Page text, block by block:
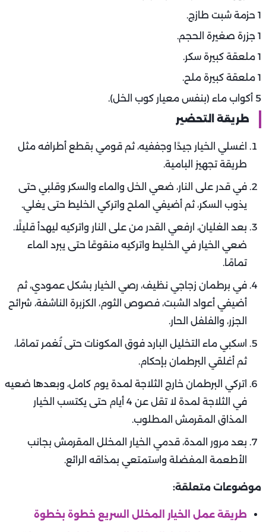
1 حزمة شبت طازج.
1 جزرة صغيرة الحجم.
1 ملعقة كبيرة سكر.
1 ملعقة كبيرة ملح.
5 أكواب ماء (بنفس معيار كوب الخل).
طريقة التحضير
اغسلي الخيار جيدًا وجففيه، ثم قومي بقطع أطرافه مثل
طريقة تجهيز البامية.
في قدر على النار، ضعي الخل والماء والسكر وقلبي حتى
يذوب السكر، ثم أضيفي الملح واتركي الخليط حتى يغلي.
بعد الغليان، ارفعي القدر من على النار واتركيه ليهدأ قليلًا.
ضعي الخيار في الخليط واتركيه منقوعًا حتى يبرد الماء
تمامًا.
في برطمان زجاجي نظيف، رصي الخيار بشكل عمودي، ثم
أضيفي أعواد الشبت، فصوص الثوم، الكزبرة الناشفة، شرائح
الجزر، والفلفل الحار.
اسكبي ماء التخليل البارد فوق المكونات حتى تُغمر تمامًا،
ثم أغلقي البرطمان بإحكام.
اتركي البرطمان خارج الثلاجة لمدة يوم كامل، وبعدها ضعيه
في الثلاجة لمدة لا تقل عن 4 أيام حتى يكتسب الخيار
المذاق المقرمش المطلوب.
بعد مرور المدة، قدمي الخيار المخلل المقرمش بجانب
الأطعمة المفضلة واستمتعي بمذاقه الرائع.
موضوعات متعلقة:
طريقة عمل الخيار المخلل السريع خطوة بخطوة